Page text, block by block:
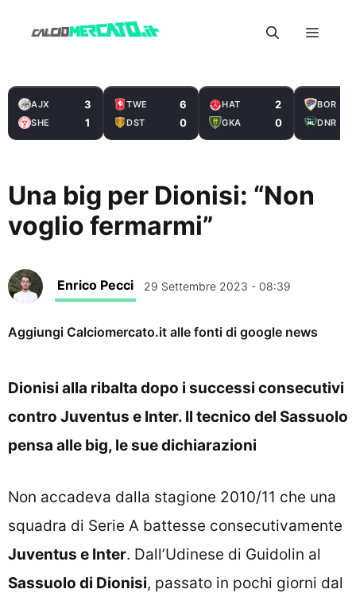
Menu
AJX 3
SHE 1
TWE 6
DST 0
HAT 2
GKA 0
BOR
DNR
Una big per Dionisi: “Non
voglio fermarmi”
Enrico Pecci 29 Settembre 2023 - 08:39
Aggiungi Calciomercato.it alle fonti di google news
Dionisi alla ribalta dopo i successi consecutivi
contro Juventus e Inter. Il tecnico del Sassuolo
pensa alle big, le sue dichiarazioni
Non accadeva dalla stagione 2010/11 che una
squadra di Serie A battesse consecutivamente
Juventus e Inter. Dall’Udinese di Guidolin al
Sassuolo di Dionisi, passato in pochi giorni dal